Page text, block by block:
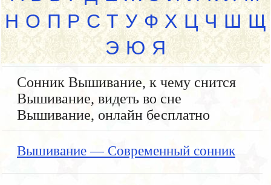
Н О П Р С Т У Ф Х Ц Ч Ш Щ
Э Ю Я
Сонник Вышивание, к чему снится
Вышивание, видеть во сне
Вышивание, онлайн бесплатно
Вышивание — Современный сонник